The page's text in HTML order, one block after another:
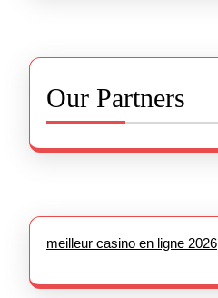
Our Partners
meilleur casino en ligne 2026